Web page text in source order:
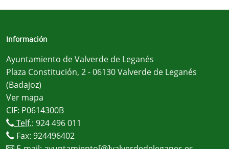
Información
Ayuntamiento de Valverde de Leganés
Plaza Constitución, 2 - 06130 Valverde de Leganés
(Badajoz)
Ver mapa
CIF: P0614300B
Telf.: 924 496 011
Fax: 924496402